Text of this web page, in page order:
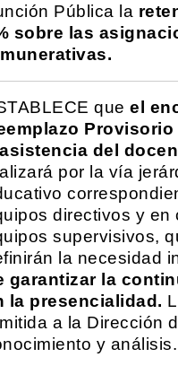
Pública la
sobre las
que el
del
por la vía
directivos y en
supervisivos,
la necesidad
garantizar la
la presencialidad.
a la Dirección
y análisis.